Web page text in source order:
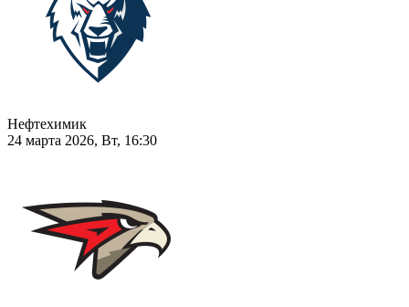
Нефтехимик
24 марта 2026, Вт, 16:30